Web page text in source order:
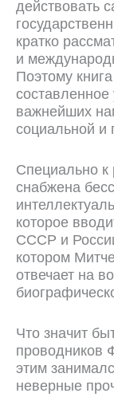
действовать
кратко
и
Поэтому
важнейших
социальной и
Специально к
снабжена
которое
СССР и
котором
отвечает на
Что значит
проводников
этим
неверные